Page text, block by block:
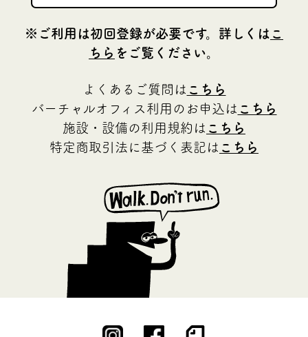
※ご利用は初回登録が必要です。詳しくは こ
ちら をご覧ください。
よくあるご質問は こちら
バーチャルオフィス利用のお申込は こちら
施設・設備の利用規約は こちら
特定商取引法に基づく表記は こちら